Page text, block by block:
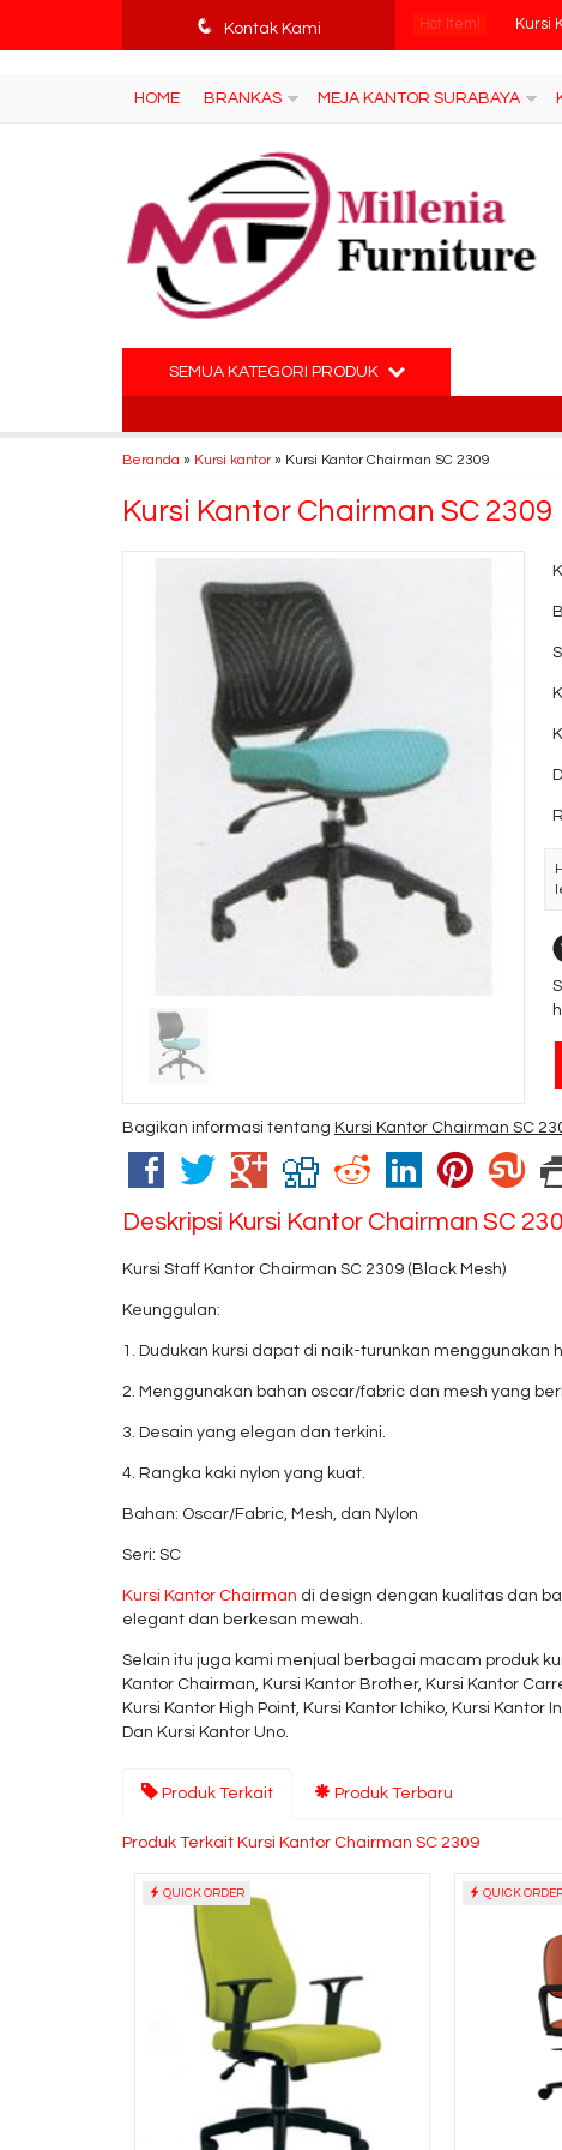
q Kontak Kami Hot Item! Kursi
HOME BRANKAS MEJA KANTOR SURABAYA
SEMUA KATEGORI PRODUK
Beranda » Kursi kantor» Kursi Kantor Chairman SC 2309
Kursi Kantor Chairman SC 2309
Bagikan informasi tentang Kursi Kantor Chairman SC
Deskripsi Kursi Kantor Chairman SC
Kursi Staff Kantor Chairman SC 2309 (Black Mesh)
Keunggulan:
1. Dudukan kursi dapat di naik-turunkan menggunakan
2. Menggunakan bahan oscar/fabric dan mesh yang
3. Desain yang elegan dan terkini.
4. Rangka kaki nylon yang kuat.
Bahan: Oscar/Fabric, Mesh, dan Nylon
Seri: SC
Kursi Kantor Chairman di design dengan kualitas dan
elegant dan berkesan mewah.
Selain itu juga kami menjual berbagai macam produk
Kantor Chairman, Kursi Kantor Brother, Kursi Kantor
Kursi Kantor High Point, Kursi Kantor Ichiko, Kursi Kantor
Dan Kursi Kantor Uno.
Produk Terkait Produk Terbaru
Produk Terkait Kursi Kantor Chairman SC 2309
QUICK ORDER QUICK